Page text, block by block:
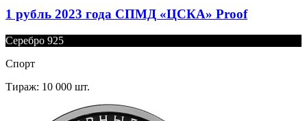
1 рубль 2023 года СПМД «ЦСКА» Proof
Серебро 925
Спорт
Тираж: 10 000 шт.